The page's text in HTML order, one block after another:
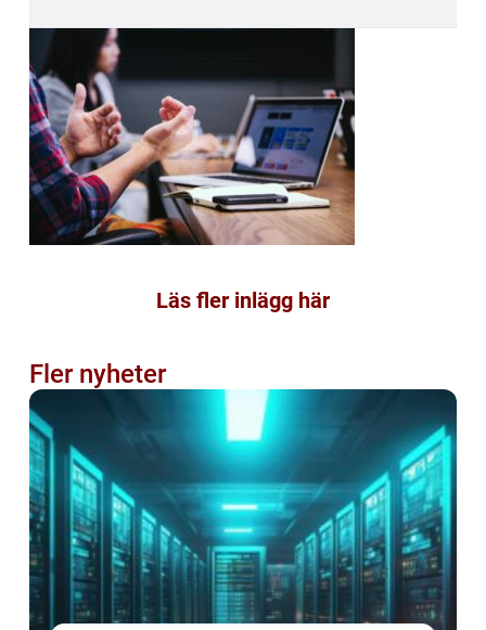
Läs fler inlägg här
Fler nyheter